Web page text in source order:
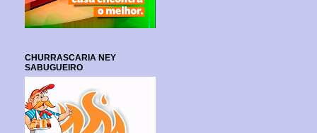
CHURRASCARIA NEY
SABUGUEIRO